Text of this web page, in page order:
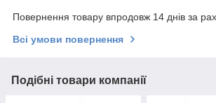
Повернення товару впродовж 14 днів за
Всі умови повернення
Подібні товари компанії